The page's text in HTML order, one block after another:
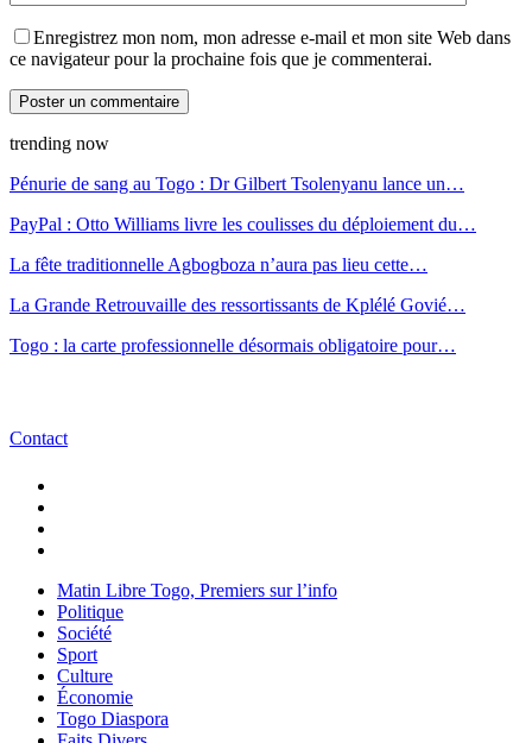
Enregistrez mon nom, mon adresse e-mail et mon site Web dans
ce navigateur pour la prochaine fois que je commenterai.
trending now
Pénurie de sang au Togo : Dr Gilbert Tsolenyanu lance un…
PayPal : Otto Williams livre les coulisses du déploiement du…
La fête traditionnelle Agbogboza n’aura pas lieu cette…
La Grande Retrouvaille des ressortissants de Kplélé Govié…
Togo : la carte professionnelle désormais obligatoire pour…
Contact
Matin Libre Togo, Premiers sur l’info
Politique
Société
Sport
Culture
Économie
Togo Diaspora